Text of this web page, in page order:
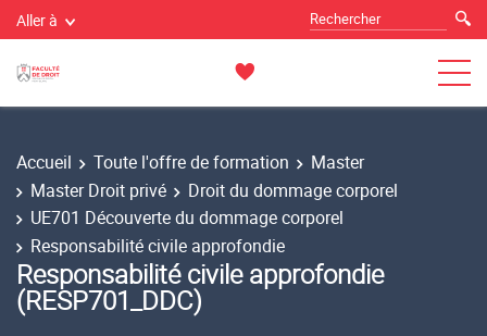
Aller à
Accueil Toute l'offre de formation
Master
Master Droit privé
Droit du dommage corporel
UE701 Découverte du dommage corporel
Responsabilité civile approfondie
Responsabilité civile approfondie
(RESP701_DDC)